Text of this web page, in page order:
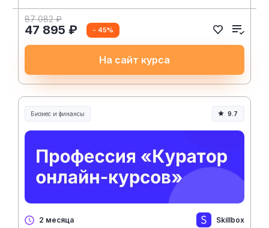
87 082 ₽
47 895 ₽ - 45%
На сайт курса
Бизнес и финансы 9.7
2 месяца Skillbox